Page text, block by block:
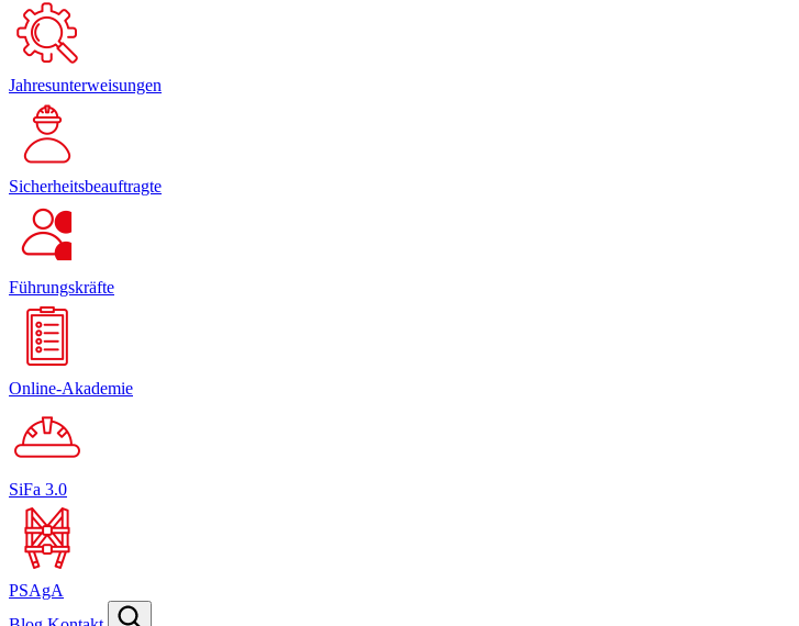
Jahresunterweisungen
Sicherheitsbeauftragte
Führungskräfte
Online-Akademie
SiFa 3.0
PSAgA